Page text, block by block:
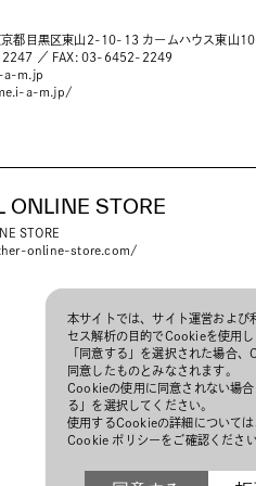
都目黒区東山2-10-13 カームハウス東山
2247 ／ FAX: 03-6452-2249
a-m.jp
a-m.jp/
ONLINE STORE
STORE
online-store.com/
本サイトでは、サイト運営および
セス解析の目的でCookieを使用し
「同意する」を選択された場合
同意したものとみなされます。
Cookieの使用に同意されない場
る」を選択してください。
使用するCookieの詳細については
Cookie ポリシーをご確認ください